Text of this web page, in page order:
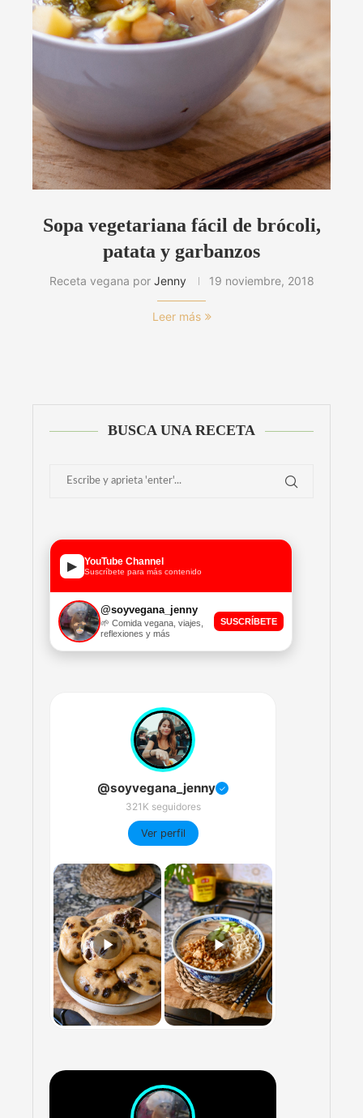
Sopa vegetariana fácil de brócoli,
patata y garbanzos
Receta vegana por Jenny 19 noviembre, 2018
Leer más
BUSCA UNA RECETA
▶ YouTube Channel
Suscríbete para más contenido
@soyvegana_jenny
🌱 Comida vegana, viajes,
reflexiones y más
SUSCRÍBETE
@soyvegana_jenny ✓
321K seguidores
Ver perfil